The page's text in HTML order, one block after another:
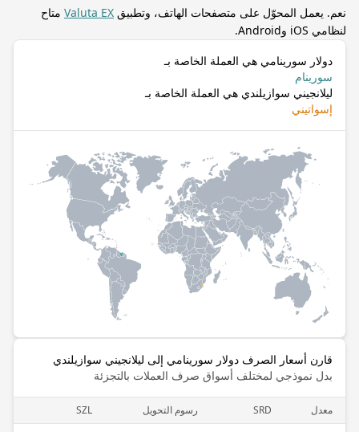
نعم. يعمل المحوّل على متصفحات الهاتف، وتطبيق Valuta EX متاح
لنظامي iOS وAndroid.
دولار سورينامي هي العملة الخاصة بـ
سورينام
ليلانجيني سوازيلندي هي العملة الخاصة بـ
إسواتيني
قارن أسعار الصرف دولار سورينامي إلى ليلانجيني سوازيلندي
بدل نموذجي لمختلف أسواق صرف العملات بالتجزئة
معدل SRD رسوم التحويل SZL